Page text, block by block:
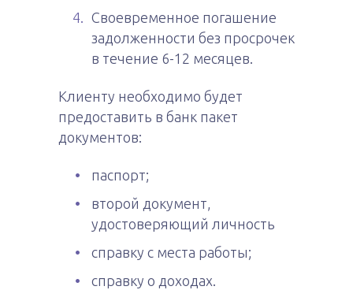
Своевременное погашение
задолженности без просрочек
в течение 6-12 месяцев.
Клиенту необходимо будет
предоставить в банк пакет
документов:
паспорт;
второй документ,
удостоверяющий личность
справку с места работы;
справку о доходах.